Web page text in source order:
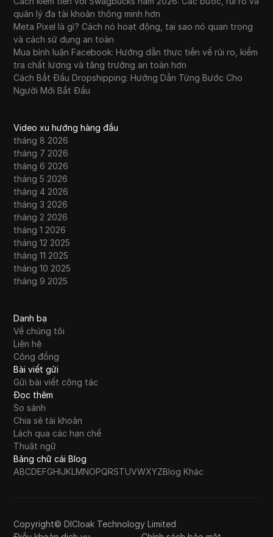
quản lý đa tài khoản thông minh hơn
Meta Pixel là gì? Cách nó hoạt động, tại sao nó quan trọng
và cách sử dụng an toàn
Mua bình luận Facebook: Hướng dẫn thực tiễn về rủi ro, kiểm
tra chất lượng và tăng trưởng an toàn hơn
Cách Bắt Đầu Dropshipping: Hướng Dẫn Từng Bước Cho
Người Mới Bắt Đầu
Video xu hướng hàng đầu
tháng 8 2026
tháng 7 2026
tháng 6 2026
tháng 5 2026
tháng 4 2026
tháng 3 2026
tháng 2 2026
tháng 1 2026
tháng 12 2025
tháng 11 2025
tháng 10 2025
tháng 9 2025
Danh bạ
Về chúng tôi
Liên hệ
Cộng đồng
Bài viết gửi
Gửi bài viết cộng tác
Đọc thêm
So sánh
Chia sẻ tài khoản
Lách qua các hạn chế
Thuật ngữ
Bảng chữ cái Blog
ABCDEFGHIJKLMNOPQRSTUVWXYZBlog Khác
Copyright© DICloak Technology Limited